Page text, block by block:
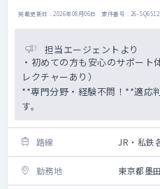
掲載更新日 : 2026年08月06日 案件番号 : 26-
担当エージェントより
・初めての方も安心のサポー
レクチャーあり）
**専門分野・経験不問！**適応
す。
路線 JR・私鉄
勤務地 東京都墨